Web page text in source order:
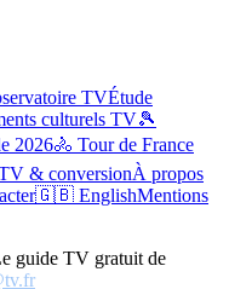
TVÉtude
culturels TV🎾
2026🚴 Tour de France
& conversionÀ propos
🇬🇧 EnglishMentions
guide TV gratuit de